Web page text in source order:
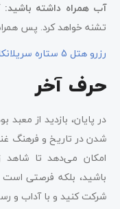
آب همراه داشته باشید:
تشنه خواهد کرد. پس
رزرو هتل 5 ستاره سریلانکا
حرف آخر
در پایان، بازدید از
شدن در تاریخ و فرهنگ
امکان می‌دهد تا شاهد
باشید، بلکه فرصتی
شرکت کنید و با آداب و